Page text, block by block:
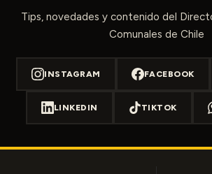
Tips, novedades y contenido del
Comunales de Chile
INSTAGRAM FACEBOOK
LINKEDIN TIKTOK